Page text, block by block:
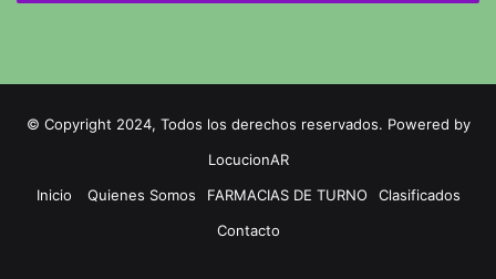
© Copyright 2024, Todos los derechos reservados. Powered by
LocucionAR
Inicio
Quienes Somos FARMACIAS DE TURNO
Clasificados
Contacto